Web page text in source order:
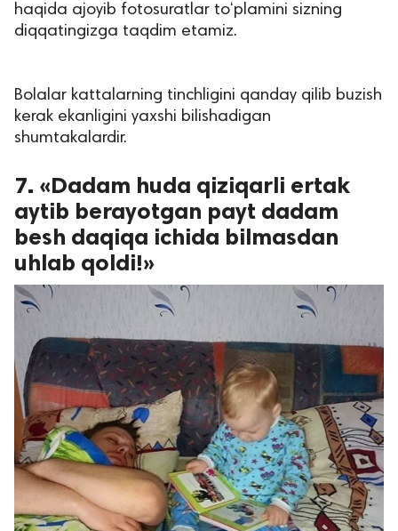
защищены.
haqida ajoyib fotosuratlar to‘plamini sizning
diqqatingizga taqdim etamiz.
Bolalar kattalarning tinchligini qanday qilib buzish
kerak ekanligini yaxshi bilishadigan
shumtakalardir.
7. «Dadam huda qiziqarli ertak
aytib berayotgan payt dadam
besh daqiqa ichida bilmasdan
uhlab qoldi!»